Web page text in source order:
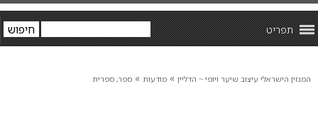
תפריט
המגזין הישראלי עיצוב שיער ויופי ~ הדליין » מודעות » ספר, ספרית